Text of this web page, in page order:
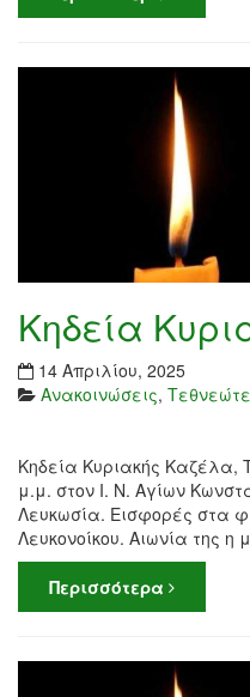
Κηδεία
14 Απριλίου, 2025
Ανακοινώσεις,
Κηδεία Κυριακής Καζέλα,
μ.μ. στον Ι. Ν. Αγίων
Λευκωσία. Εισφορές στα
Λευκονοίκου. Αιωνία της η
Περισσότερα